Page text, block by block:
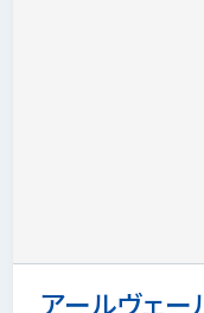
アールヴェ